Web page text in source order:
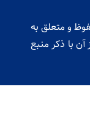
به
منبع